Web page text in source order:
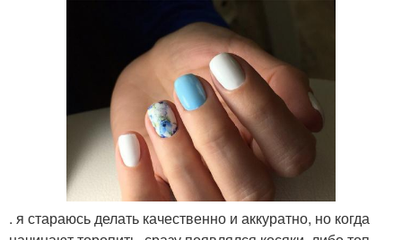
. я стараюсь делать качественно и аккуратно, но когда